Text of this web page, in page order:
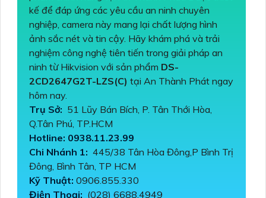
kế để đáp ứng các yêu cầu an ninh chuyên
nghiệp, camera này mang lại chất lượng hình
ảnh sắc nét và tin cậy. Hãy khám phá và trải
nghiệm công nghệ tiên tiến trong giải pháp an
ninh từ Hikvision với sản phẩm DS-
2CD2647G2T-LZS(C) tại An Thành Phát ngay
hôm nay.
Trụ Sở: 51 Lũy Bán Bích, P. Tân Thới Hòa,
Q.Tân Phú, TP.HCM
Hotline: 0938.11.23.99
Chi Nhánh 1: 445/38 Tân Hòa Đông,P Bình Trị
Đông, Bình Tân, TP HCM
Kỹ Thuật: 0906.855.330
Điện Thoại: (028) 6688.4949